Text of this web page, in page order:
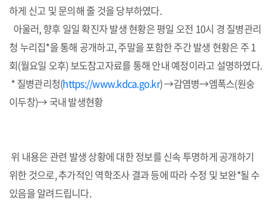
하게 신고 및 문의해 줄 것을 당부하였다.
아울러, 향후 일일 확진자 발생 현황은 평일 오전 10시 경 질병관리
청 누리집*을 통해 공개하고, 주말을 포함한 주간 발생 현황은 주 1
회(월요일 오후) 보도참고자료를 통해 안내 예정이라고 설명하였다.
* 질병관리청(https://www.kdca.go.kr) →감염병→엠폭스(원숭
이두창)→ 국내 발생현황
위 내용은 관련 발생 상황에 대한 정보를 신속 투명하게 공개하기
위한 것으로, 추가적인 역학조사 결과 등에 따라 수정 및 보완*될 수
있음을 알려드립니다.